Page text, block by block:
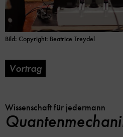
Bild: Copyright: Beatrice Treydel
Vortrag
Wissenschaft für jedermann